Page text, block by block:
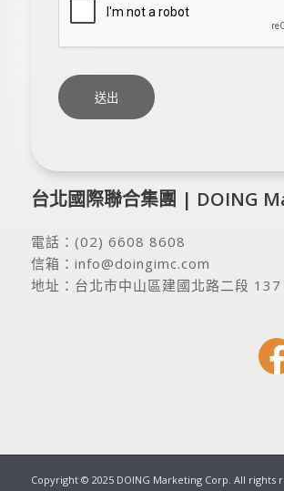
台北國際聯合集團 | DOING
電話： (02) 6608 8608
信箱： info@doingimc.com
地址： 台北市中山區建國北路二段
Copyright © 2025 DOING Marketing Corp. All rights